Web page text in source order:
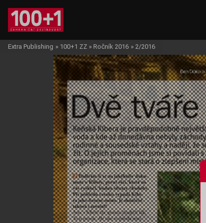
Extra Publishing » 100+1 ZZ » Ročník 2016 » 2/2016